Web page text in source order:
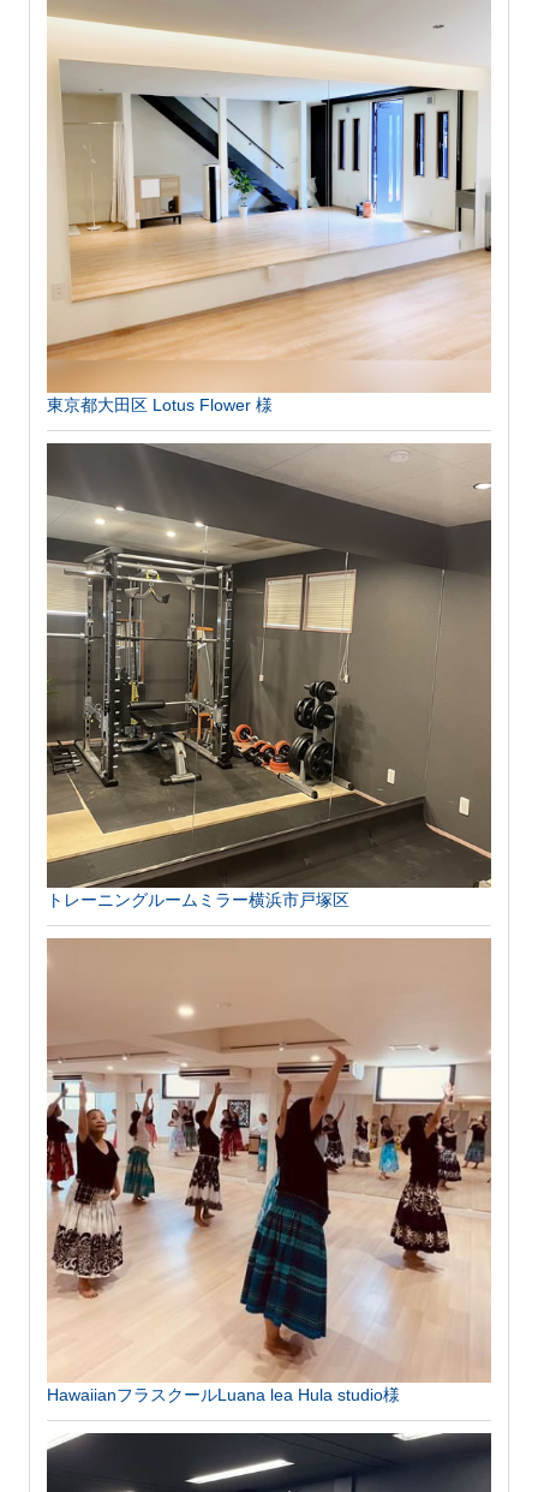
東京都大田区 Lotus Flower 様
トレーニングルームミラー横浜市戸塚区
HawaiianフラスクールLuana lea Hula studio様